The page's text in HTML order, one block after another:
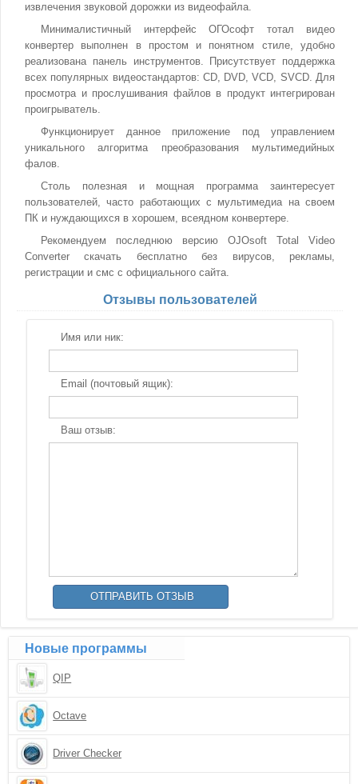
извлечения звуковой дорожки из видеофайла.
Минималистичный интерфейс ОГОсофт тотал видео
конвертер выполнен в простом и понятном стиле, удобно
реализована панель инструментов. Присутствует поддержка
всех популярных видеостандартов: CD, DVD, VCD, SVCD. Для
просмотра и прослушивания файлов в продукт интегрирован
проигрыватель.
Функционирует данное приложение под управлением
уникального алгоритма преобразования мультимедийных
фалов.
Столь полезная и мощная программа заинтересует
пользователей, часто работающих с мультимедиа на своем
ПК и нуждающихся в хорошем, всеядном конвертере.
Рекомендуем последнюю версию OJOsoft Total Video
Converter скачать бесплатно без вирусов, рекламы,
регистрации и смс с официального сайта.
Отзывы пользователей
Имя или ник:
Email (почтовый ящик):
Ваш отзыв:
Новые программы
QIP
Octave
Driver Checker